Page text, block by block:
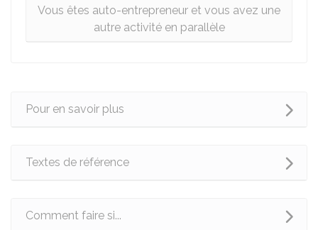
Vous êtes auto-entrepreneur et vous avez une
autre activité en parallèle
Pour en savoir plus
Textes de référence
Comment faire si...